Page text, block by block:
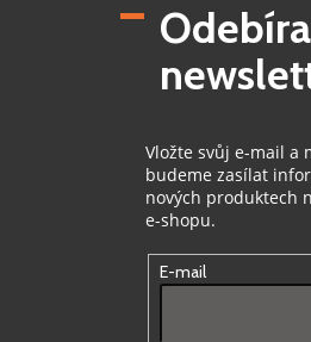
Vložte svůj e-mail a
budeme zasílat
nových produktech
e-shopu.
E-mail